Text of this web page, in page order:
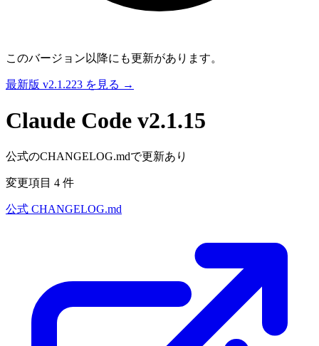
このバージョン以降にも更新があります。
最新版 v2.1.223 を見る →
Claude Code v2.1.15
公式のCHANGELOG.mdで更新あり
変更項目 4 件
公式 CHANGELOG.md